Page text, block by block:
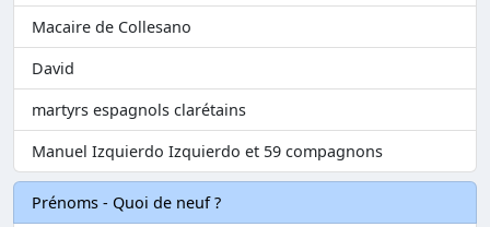
Macaire de Collesano
David
martyrs espagnols clarétains
Manuel Izquierdo Izquierdo et 59 compagnons
Prénoms - Quoi de neuf ?